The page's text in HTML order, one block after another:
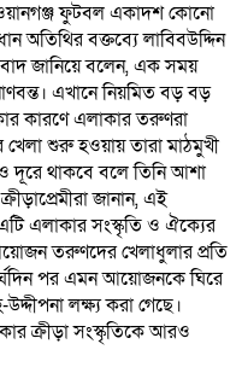
ফুটবল একাদশ কোনো
অতিথির বক্তব্যে লাবিবউদ্দিন
জানিয়ে বলেন, এক সময়
এখানে নিয়মিত বড় বড়
কারণে এলাকার তরুণরা
শুরু হওয়ায় তারা মাঠমুখী
দূরে থাকবে বলে তিনি আশা
জানান, এই
এলাকার সংস্কৃতি ও ঐক্যের
তরুণদের খেলাধুলার প্রতি
পর এমন আয়োজনকে ঘিরে
উদ্দীপনা লক্ষ্য করা গেছে।
ক্রীড়া সংস্কৃতিকে আরও